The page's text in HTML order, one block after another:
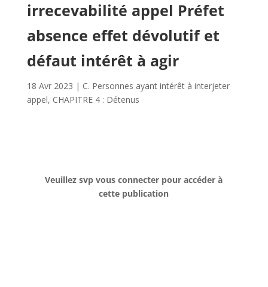
irrecevabilité appel Préfet
absence effet dévolutif et
défaut intérêt à agir
18 Avr 2023 | C. Personnes ayant intérêt à interjeter
appel, CHAPITRE 4 : Détenus
Veuillez svp vous connecter pour accéder à
cette publication